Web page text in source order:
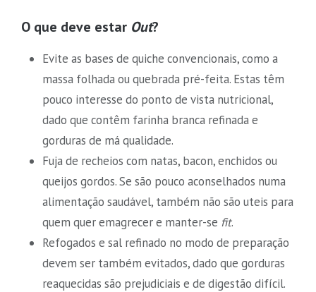
O que deve estarOut?
Evite as bases de quiche convencionais, como a
massa folhada ou quebrada pré-feita. Estas têm
pouco interesse do ponto de vista nutricional,
dado que contêm farinha branca refinada e
gorduras de má qualidade.
Fuja de recheios com natas, bacon, enchidos ou
queijos gordos. Se são pouco aconselhados numa
alimentação saudável, também não são uteis para
quem quer emagrecer e manter-se fit.
Refogados e sal refinado no modo de preparação
devem ser também evitados, dado que gorduras
reaquecidas são prejudiciais e de digestão difícil.